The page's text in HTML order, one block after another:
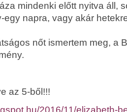
mindenki előtt nyitva áll,
egy napra, vagy akár
nőt ismertem meg, a
az 5-ből!!!
2016/11/elizabeth-